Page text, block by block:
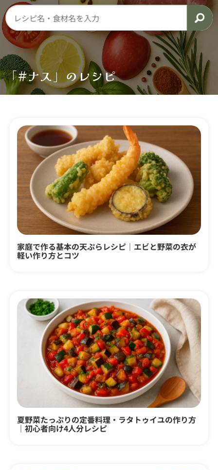
「#ナス」のレシピ
家庭で作る基本の天ぷらレシピ｜エビと野菜の衣が
軽い作り方とコツ
夏野菜たっぷりの定番料理・ラタトゥイユの作り方
｜初心者向け4人分レシピ